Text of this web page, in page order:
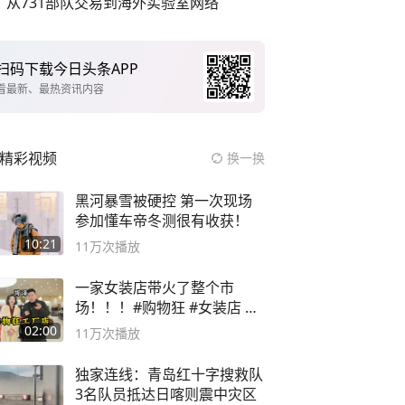
码下载今日头条APP
最新、最热资讯内容
精彩视频 换一换
10:21
黑河暴雪被硬控 第一次现场
参加懂车帝冬测很有收获！
11万次播放
02:00
一家女装店带火了整个市
场！！！#购物狂 #女装店 #
高品质女装
11万次播放
独家连线：青岛红十字搜救队
3名队员抵达日喀则震中灾区